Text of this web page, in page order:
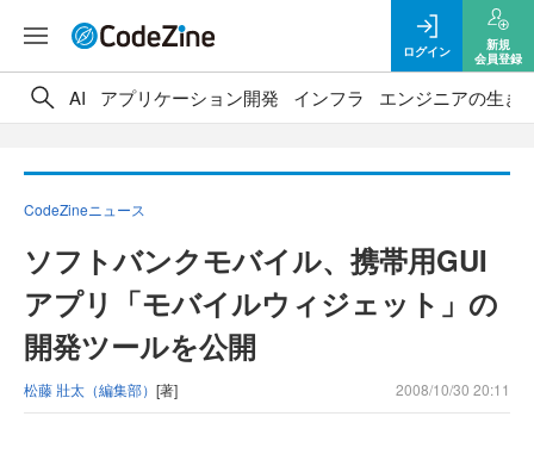
ログイン
新規
会員登録
AI アプリケーション開発 インフラ エンジニアの生き
CodeZineニュース
ソフトバンクモバイル、携帯用GUI
アプリ「モバイルウィジェット」の
開発ツールを公開
松藤 壯太（編集部） [著] 2008/10/30 20:11